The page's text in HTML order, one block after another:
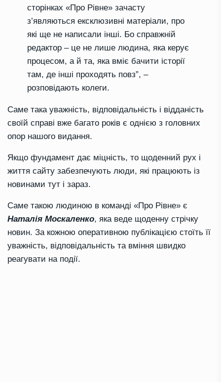
сторінках «Про Рівне» зачасту
з’являються ексклюзивні матеріали, про
які ще не написали інші. Бо справжній
редактор – це не лише людина, яка керує
процесом, а й та, яка вміє бачити історії
там, де інші проходять повз”, –
розповідають колеги.
Саме така уважність, відповідальність і відданість
своїй справі вже багато років є однією з головних
опор нашого видання.
Якщо фундамент дає міцність, то щоденний рух і
життя сайту забезпечують люди, які працюють із
новинами тут і зараз.
Саме такою людиною в команді «Про Рівне» є
Наталія Москаленко, яка веде щоденну стрічку
новин. За кожною оперативною публікацією стоїть її
уважність, відповідальність та вміння швидко
реагувати на події.